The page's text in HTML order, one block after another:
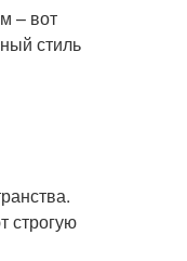
– вот
стиль
строгую